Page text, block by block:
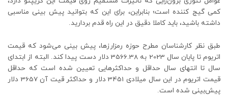
کمی گیج کننده است؛ بنابراین، برای این که بتوانید پیش بینی مناسبی
داشته باشید، باید کاملا دقیق در این راه قدم بردارید.
طبق نظر کارشناسان مطرح حوزه رمزارزها، پیش بینی می‌شود که قیمت
اتریوم تا پایان سال 2023 به 3566.38 دلار دست پیدا کند. البته از ابتدای
سال تا انتهای سال حداقل و حداکثرهایی تعیین شده است که حداقل
قیمت اتریوم در این سال میلادی 3451 دلار و حداکثر قیت آن 3657 دلار
پیش‌بینی شده است.